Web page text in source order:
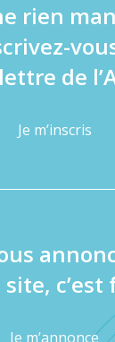
rien
de
Je m’inscris
c’est
Je m’annonce